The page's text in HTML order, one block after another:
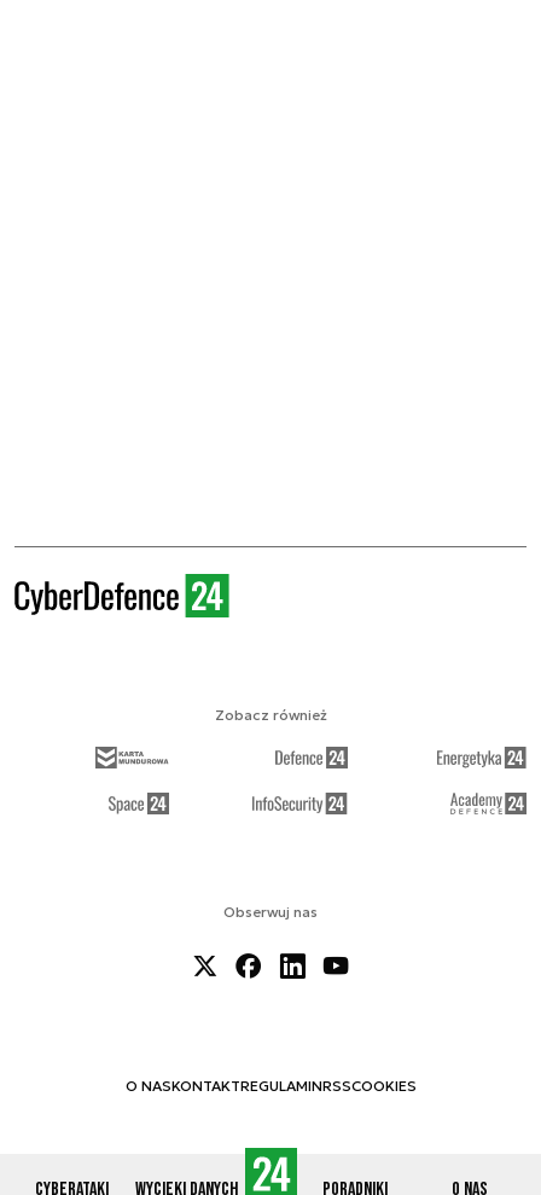
Cyberataki Wycieki danych Poradniki O nas
Obserwuj nas
O NASKONTAKTREGULAMINRSSCOOKIES
Zobacz również